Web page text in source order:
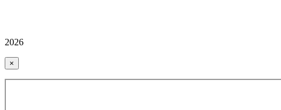
2026
×